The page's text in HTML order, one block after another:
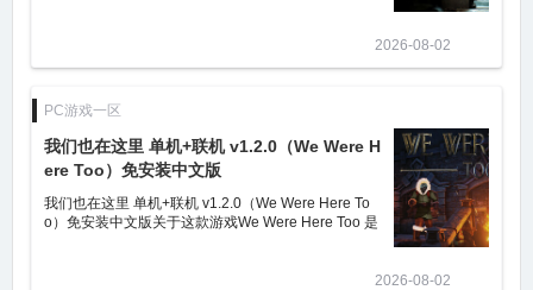
2026-08-02
PC游戏一区
我们也在这里 单机+联机 v1.2.0（We Were H
ere Too）免安装中文版
我们也在这里 单机+联机 v1.2.0（We Were Here To
o）免安装中文版关于这款游戏We Were Here Too 是
2026-08-02